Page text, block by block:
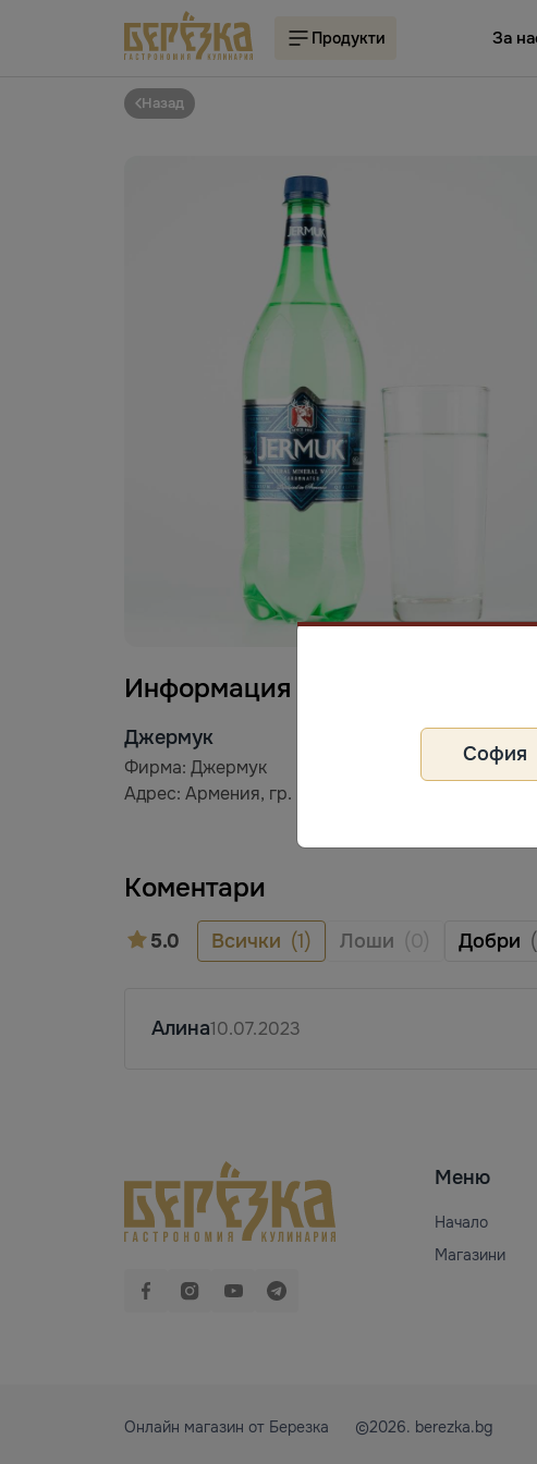
Продукти За
Назад
Информация за производител
Джермук
Фирма: Джермук
Адрес: Армения, гр. Ереван
Коментари
5.0 Всички (1) Лоши (0) Добри
Алина10.07.2023
Меню
Начало
Магазини
Онлайн магазин от Березка ©2026. berezka.bg
София